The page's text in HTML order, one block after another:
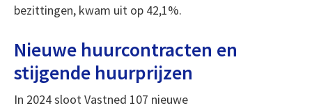
bezittingen, kwam uit op 42,1%.
Nieuwe huurcontracten en
stijgende huurprijzen
In 2024 sloot Vastned 107 nieuwe